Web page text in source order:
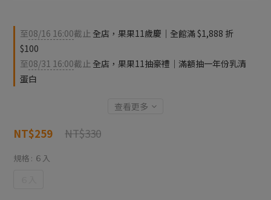
至08/16 16:00截止 全店，果果11歲慶｜全館滿 $1,888 折
$100
至08/31 16:00截止 全店，果果11抽豪禮｜滿額抽一年份乳清
蛋白
查看更多
NT$330
NT$259
規格 : ６入